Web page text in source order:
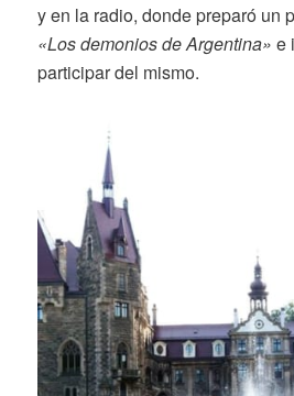
y en la radio, donde preparó un
«Los demonios de Argentina» e
participar del mismo.